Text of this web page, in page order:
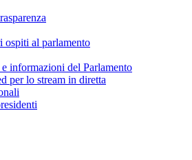
ospiti al parlamento
informazioni del Parlamento
per lo stream in diretta